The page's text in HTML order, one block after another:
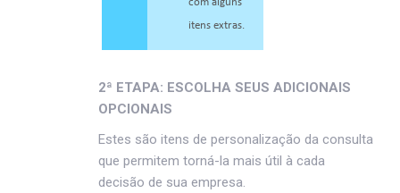
itens extras.
2ª ETAPA: ESCOLHA SEUS ADICIONAIS
OPCIONAIS
Estes são itens de personalização da consulta
que permitem torná-la mais útil à cada
decisão de sua empresa.